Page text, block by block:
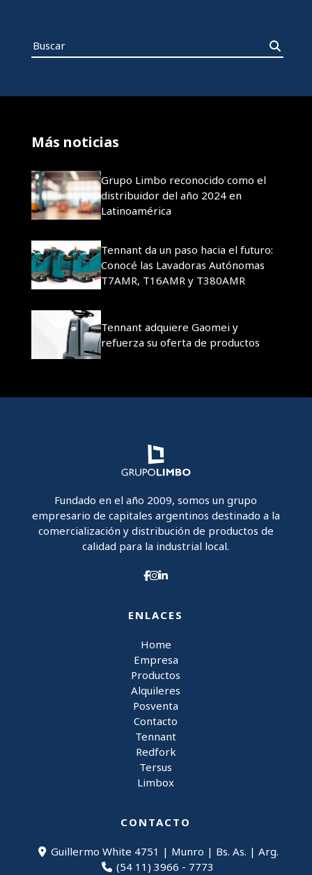
Más noticias
Grupo Limbo reconocido como el
distribuidor del año 2024 en
Latinoamérica
Tennant da un paso hacia el futuro:
Conocé las Lavadoras Autónomas
T7AMR, T16AMR y T380AMR
Tennant adquiere Gaomei y
refuerza su oferta de productos
Fundado en el año 2009, somos un grupo
empresario de capitales argentinos destinado a la
comercialización y distribución de productos de
calidad para la industrial local.
ENLACES
Home
Empresa
Productos
Alquileres
Posventa
Contacto
Tennant
Redfork
Tersus
Limbox
CONTACTO
Guillermo White 4751 | Munro | Bs. As. | Arg.
(54 11) 3966 - 7773